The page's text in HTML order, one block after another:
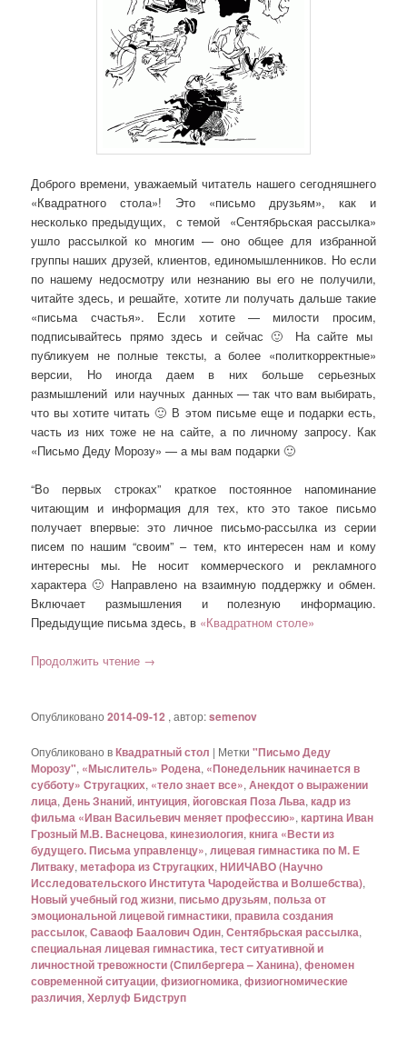
Доброго времени, уважаемый читатель нашего сегодняшнего
«Квадратного стола»! Это «письмо друзьям», как и
несколько предыдущих, с темой «Сентябрьская рассылка»
ушло рассылкой ко многим — оно общее для избранной
группы наших друзей, клиентов, единомышленников. Но если
по нашему недосмотру или незнанию вы его не получили,
читайте здесь, и решайте, хотите ли получать дальше такие
«письма счастья». Если хотите — милости просим,
подписывайтесь прямо здесь и сейчас 🙂 На сайте мы
публикуем не полные тексты, а более «политкорректные»
версии, Но иногда даем в них больше серьезных
размышлений или научных данных — так что вам выбирать,
что вы хотите читать 🙂 В этом письме еще и подарки есть,
часть из них тоже не на сайте, а по личному запросу. Как
«Письмо Деду Морозу» — а мы вам подарки 🙂
“Во первых строках” краткое постоянное напоминание
читающим и информация для тех, кто это такое письмо
получает впервые: это личное письмо-рассылка из серии
писем по нашим “своим” – тем, кто интересен нам и кому
интересны мы. Не носит коммерческого и рекламного
характера 🙂 Направлено на взаимную поддержку и обмен.
Включает размышления и полезную информацию.
Предыдущие письма здесь, в «Квадратном столе»
Продолжить чтение →
Опубликовано2014-09-12 , автор:semenov
Опубликовано вКвадратный стол | Метки "Письмо Деду
Морозу", «Мыслитель» Родена, «Понедельник начинается в
субботу» Стругацких, «тело знает все»,Анекдот о выражении
лица,День Знаний,интуиция,йоговская Поза Льва,кадр из
фильма «Иван Васильевич меняет профессию»,картина Иван
Грозный М.В. Васнецова,кинезиология,книга «Вести из
будущего. Письма управленцу»,лицевая гимнастика по М. Е
Литваку, метафора из Стругацких,НИИЧАВО (Научно
Исследовательского Института Чародейства и Волшебства),
Новый учебный год жизни, письмо друзьям, польза от
эмоциональной лицевой гимнастики, правила создания
рассылок,Саваоф Баалович Один,Сентябрьская рассылка,
специальная лицевая гимнастика,тест ситуативной и
личностной тревожности (Спилбергера – Ханина),феномен
современной ситуации,физиогномика,физиогномические
различия,Херлуф Бидструп